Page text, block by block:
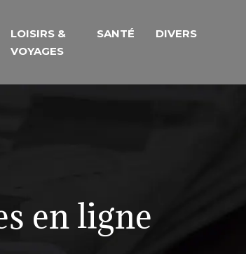
LOISIRS &
VOYAGES
SANTÉ DIVERS
en ligne